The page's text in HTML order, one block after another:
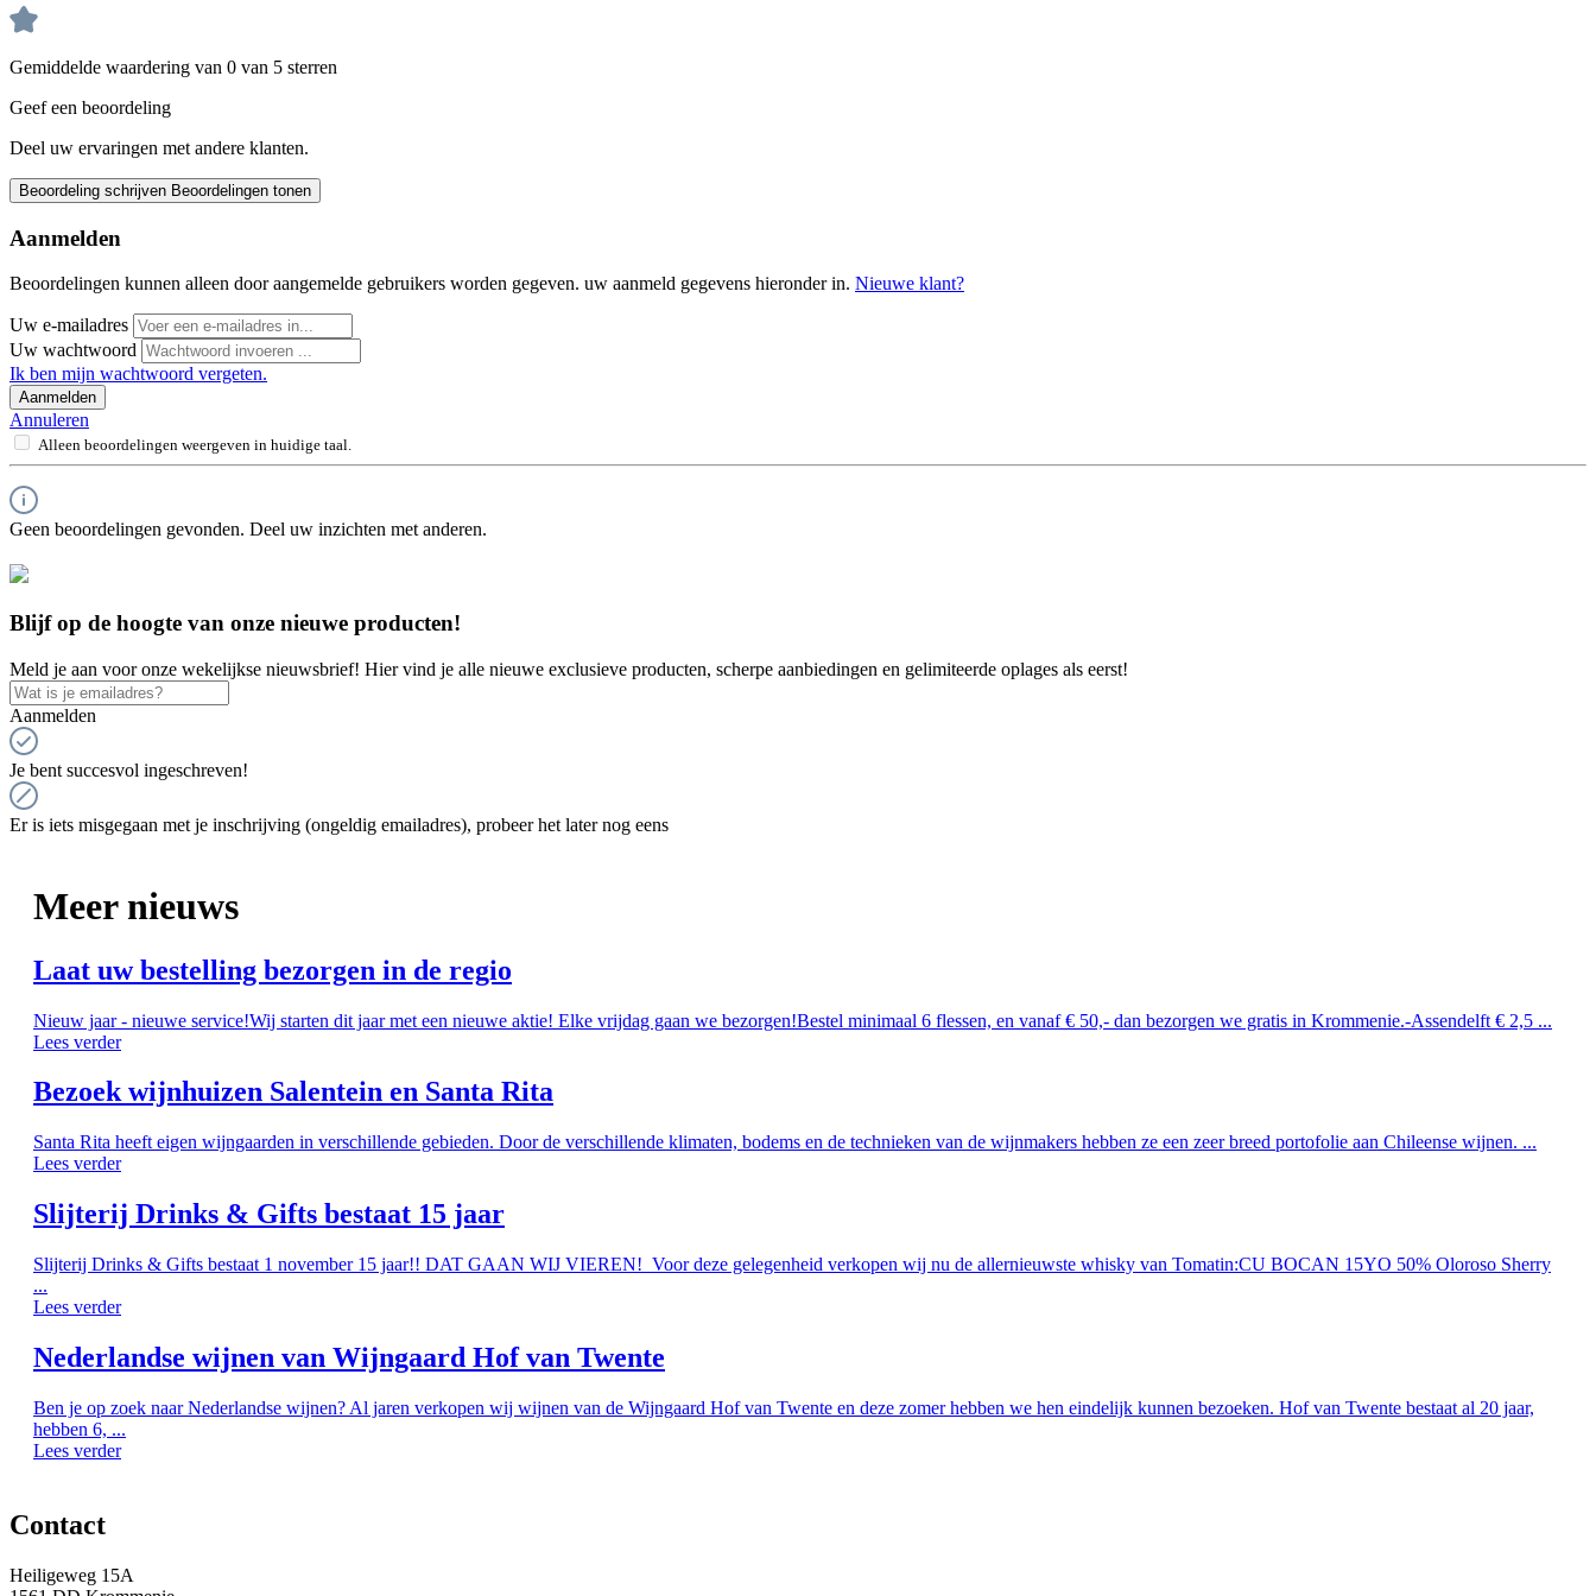
Gemiddelde waardering van 0 van 5 sterren
Geef een beoordeling
Deel uw ervaringen met andere klanten.
Beoordeling schrijven Beoordelingen tonen
Aanmelden
Beoordelingen kunnen alleen door aangemelde gebruikers worden gegeven. uw aanmeld gegevens hieronder in. Nieuwe klant?
Uw e-mailadres
Uw wachtwoord
Ik ben mijn wachtwoord vergeten.
Aanmelden
Annuleren
Alleen beoordelingen weergeven in huidige taal.
Geen beoordelingen gevonden. Deel uw inzichten met anderen.
Blijf op de hoogte van onze nieuwe producten!
Meld je aan voor onze wekelijkse nieuwsbrief! Hier vind je alle nieuwe exclusieve producten, scherpe aanbiedingen en gelimiteerde oplages als eerst!
Aanmelden
Je bent succesvol ingeschreven!
Er is iets misgegaan met je inschrijving (ongeldig emailadres), probeer het later nog eens
Meer nieuws
Laat uw bestelling bezorgen in de regio
Nieuw jaar - nieuwe service!Wij starten dit jaar met een nieuwe aktie! Elke vrijdag gaan we bezorgen!Bestel minimaal 6 flessen, en vanaf € 50,- dan bezorgen we gratis in Krommenie.-Assendelft € 2,5 ...
Lees verder
Bezoek wijnhuizen Salentein en Santa Rita
Santa Rita heeft eigen wijngaarden in verschillende gebieden. Door de verschillende klimaten, bodems en de technieken van de wijnmakers hebben ze een zeer breed portofolie aan Chileense wijnen. ...
Lees verder
Slijterij Drinks & Gifts bestaat 15 jaar
Slijterij Drinks & Gifts bestaat 1 november 15 jaar!! DAT GAAN WIJ VIEREN! Voor deze gelegenheid verkopen wij nu de allernieuwste whisky van Tomatin:CU BOCAN 15YO 50% Oloroso Sherry
...
Lees verder
Nederlandse wijnen van Wijngaard Hof van Twente
Ben je op zoek naar Nederlandse wijnen? Al jaren verkopen wij wijnen van de Wijngaard Hof van Twente en deze zomer hebben we hen eindelijk kunnen bezoeken. Hof van Twente bestaat al 20 jaar,
hebben 6, ...
Lees verder
Contact
Heiligeweg 15A